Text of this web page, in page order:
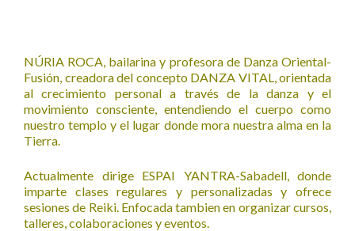
NÚRIA ROCA, bailarina y profesora de Danza Oriental-
Fusión, creadora del concepto DANZA VITAL, orientada
al crecimiento personal a través de la danza y el
movimiento consciente, entendiendo el cuerpo como
nuestro templo y el lugar donde mora nuestra alma en la
Tierra.
Actualmente dirige ESPAI YANTRA-Sabadell, donde
imparte clases regulares y personalizadas y ofrece
sesiones de Reiki. Enfocada tambien en organizar cursos,
talleres, colaboraciones y eventos.